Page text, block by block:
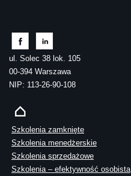
ul. Solec 38 lok. 105
00-394 Warszawa
NIP: 113-26-90-108
Szkolenia zamknięte
Szkolenia menedżerskie
Szkolenia sprzedażowe
Szkolenia – efektywność osobista